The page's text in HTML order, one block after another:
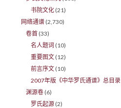
书院文化 (21)
网络通谱 (2,730)
卷首 (33)
名人题词 (10)
重要图文 (12)
前言序文 (10)
2007年版《中华罗氏通谱》总目录
渊源卷 (6)
罗氏起源 (2)